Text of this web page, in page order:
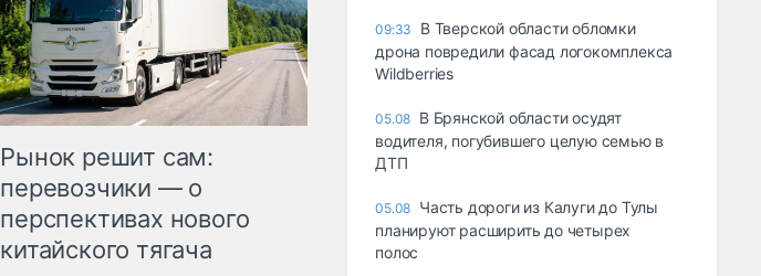
Рынок решит сам:
перевозчики — о
перспективах нового
китайского тягача
09:33
В Тверской области обломки
дрона повредили фасад логокомплекса
Wildberries
05.08 В Брянской области осудят
водителя, погубившего целую семью в
ДТП
05.08 Часть дороги из Калуги до Тулы
планируют расширить до четырех
полос